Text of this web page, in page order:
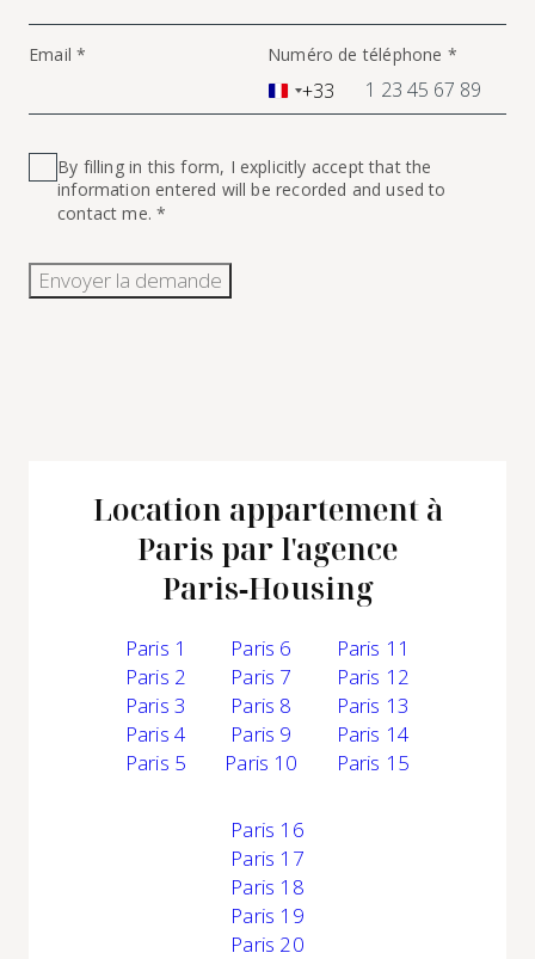
Email * Numéro de téléphone *
France
+33
By filling in this form, I explicitly accept that the
information entered will be recorded and used to
contact me. *
Envoyer la demande
Location appartement à
Paris par l'agence
Paris‑Housing
Paris 1
Paris 2
Paris 3
Paris 4
Paris 5
Paris 6
Paris 7
Paris 8
Paris 9
Paris 10
Paris 11
Paris 12
Paris 13
Paris 14
Paris 15
Paris 16
Paris 17
Paris 18
Paris 19
Paris 20